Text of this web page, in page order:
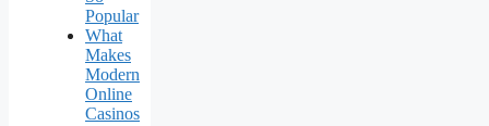
Popular
What
Makes
Modern
Online
Casinos